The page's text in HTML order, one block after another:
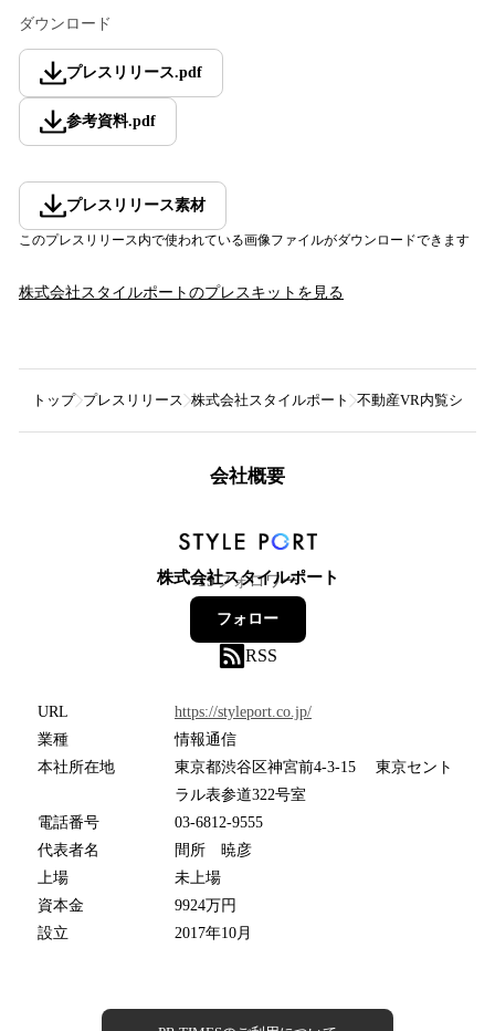
ダウンロード
プレスリリース.pdf
参考資料.pdf
プレスリリース素材
このプレスリリース内で使われている画像ファイルがダウンロードできます
株式会社スタイルポート のプレスキットを見る
トップ プレスリリース 株式会社スタイルポート 不動産VR内覧シス
会社概要
株式会社スタイルポート
19フォロワー
フォロー
RSS
URL
https://styleport.co.jp/
業種
情報通信
本社所在地
東京都渋谷区神宮前4-3-15 東京セント
ラル表参道322号室
電話番号
03-6812-9555
代表者名
間所 暁彦
上場
未上場
資本金
9924万円
設立
2017年10月